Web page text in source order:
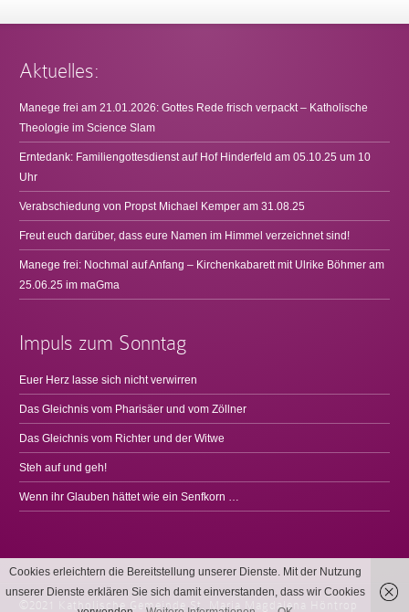
Aktuelles:
Manege frei am 21.01.2026: Gottes Rede frisch verpackt – Katholische
Theologie im Science Slam
Erntedank: Familiengottesdienst auf Hof Hinderfeld am 05.10.25 um 10
Uhr
Verabschiedung von Propst Michael Kemper am 31.08.25
Freut euch darüber, dass eure Namen im Himmel verzeichnet sind!
Manege frei: Nochmal auf Anfang – Kirchenkabarett mit Ulrike Böhmer am
25.06.25 im maGma
Impuls zum Sonntag
Euer Herz lasse sich nicht verwirren
Das Gleichnis vom Pharisäer und vom Zöllner
Das Gleichnis vom Richter und der Witwe
Steh auf und geh!
Wenn ihr Glauben hättet wie ein Senfkorn …
©2021 Katholische Gemeinde St. Maria Magdalena Höntrop
Cookies erleichtern die Bereitstellung unserer Dienste. Mit der Nutzung
unserer Dienste erklären Sie sich damit einverstanden, dass wir Cookies